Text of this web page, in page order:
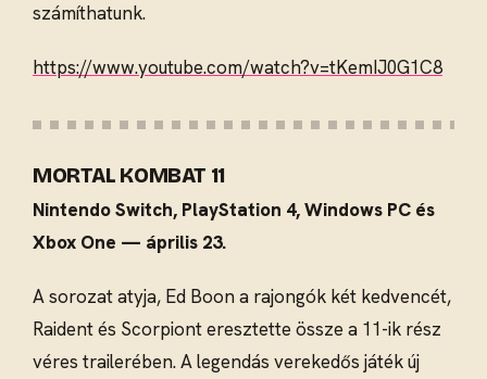
számíthatunk.
https://www.youtube.com/watch?v=tKemIJ0G1C8
MORTAL KOMBAT 11
Nintendo Switch, PlayStation 4, Windows PC és
Xbox One — április 23.
A sorozat atyja, Ed Boon a rajongók két kedvencét,
Raident és Scorpiont eresztette össze a 11-ik rész
véres trailerében. A legendás verekedős játék új